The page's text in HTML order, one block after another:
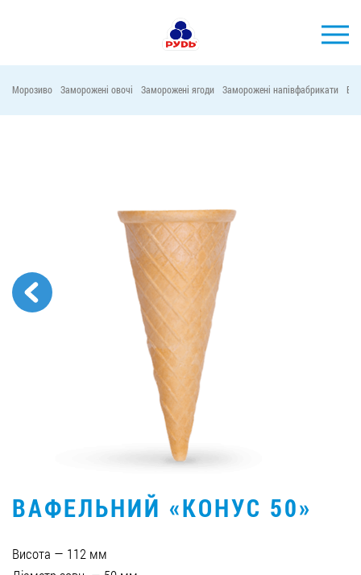
АКЦІЇ
ПРЕС-ЦЕНТР
ХОРЕКА
Тендерні закупівлі
Контакти
Вакансії
ЗАМОВИТИ ПРОДУКЦІЮ «РУДЬ»:
СТАТИ ПАРТНЕРОМ
Морозиво Заморожені овочі Заморожені ягоди Заморожені напівфабрикати
ВАФЕЛЬНИЙ «КОНУС 50»
Висота — 112 мм